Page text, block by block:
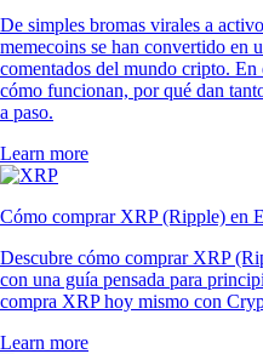
De simples bromas virales a
memecoins se han convertido en
comentados del mundo cripto. En
cómo funcionan, por qué dan
a paso.
Learn more
Cómo comprar XRP (Ripple) en
Descubre cómo comprar XRP
con una guía pensada para
compra XRP hoy mismo con
Learn more